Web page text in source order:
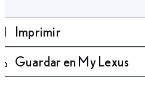
Imprimir
Guardar en My Lexus